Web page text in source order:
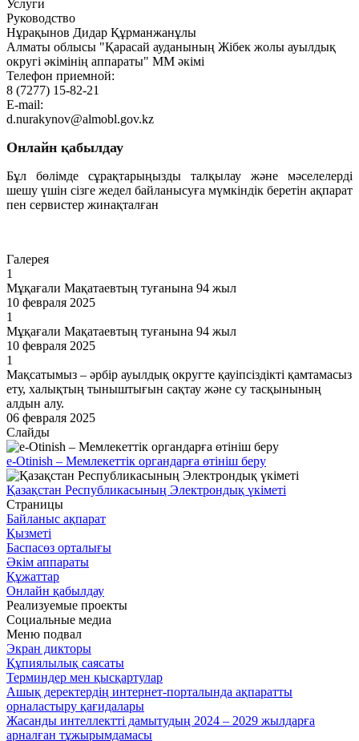
Услуги
Руководство
Нұрақынов Дидар Құрманжанұлы
Алматы облысы "Қарасай ауданының Жібек жолы ауылдық
округі әкімінің аппараты" ММ әкімі
Телефон приемной:
8 (7277) 15-82-21
E-mail:
d.nurakynov@almobl.gov.kz
Онлайн қабылдау
Бұл бөлімде сұрақтарыңызды талқылау және мәселелерді
шешу үшін сізге жедел байланысуға мүмкіндік беретін ақпарат
пен сервистер жинақталған
Галерея
1
Мұқағали Мақатаевтың туғанына 94 жыл
10 февраля 2025
1
Мұқағали Мақатаевтың туғанына 94 жыл
10 февраля 2025
1
Мақсатымыз – әрбір ауылдық округте қауіпсіздікті қамтамасыз
ету, халықтың тыныштығын сақтау және су тасқынының
алдын алу.
06 февраля 2025
Слайды
e-Otinish – Мемлекеттік органдарға өтініш беру
Қазақстан Республикасының Электрондық үкіметі
Страницы
Байланыс ақпарат
Қызметі
Баспасөз орталығы
Әкім аппараты
Құжаттар
Онлайн қабылдау
Реализуемые проекты
Социальные медиа
Меню подвал
Экран дикторы
Құпиялылық саясаты
Терминдер мен қысқартулар
Ашық деректердің интернет-порталында ақпаратты
орналастыру қағидалары
Жасанды интеллектті дамытудың 2024 – 2029 жылдарға
арналған тұжырымдамасы